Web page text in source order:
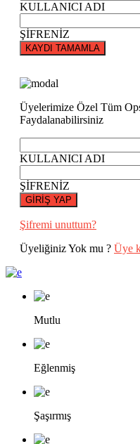
KULLANICI ADI
ŞİFRENİZ
KAYDI TAMAMLA
Üyelerimize Özel Tüm
Faydalanabilirsiniz
KULLANICI ADI
ŞİFRENİZ
GİRİŞ YAP
Şifremi unuttum?
Üyeliğiniz Yok mu ? Üye
Mutlu
Eğlenmiş
Şaşırmış